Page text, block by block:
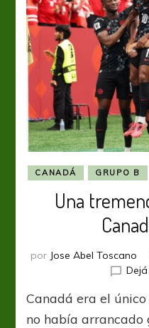
CANADÁ GRUPO B
Una
por Jose Abel Toscano
Canadá era el
no había arrancado